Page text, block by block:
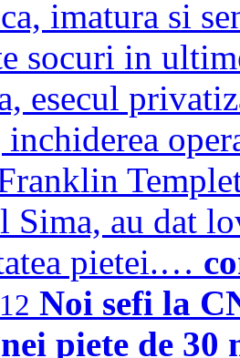
imatura si
socuri in
esecul
inchiderea
Sima, au dat
pietei.…
Noi sefi la
piete de 30